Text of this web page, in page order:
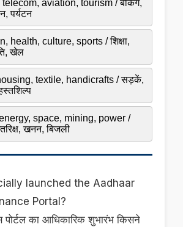
aviation, tourism / बैंकिंग,
पर्यटन
health, culture, sports / शिक्षा,
खेल
textile, handicrafts / सड़कें,
space, mining, power /
खनन, बिजली
launched the Aadhaar
Portal?
पोर्टल का आधिकारिक शुभारंभ किसने